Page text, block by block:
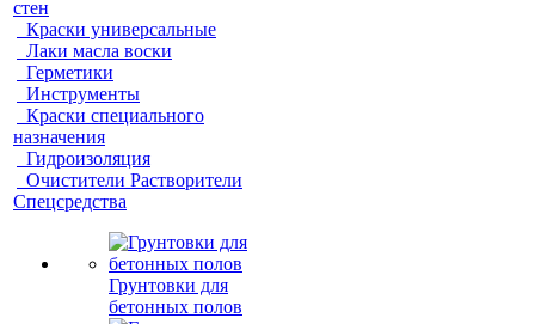
стен
Краски универсальные
Лаки масла воски
Герметики
Инструменты
Краски специального
назначения
Гидроизоляция
Очистители Растворители
Спецсредства
Грунтовки для
бетонных полов